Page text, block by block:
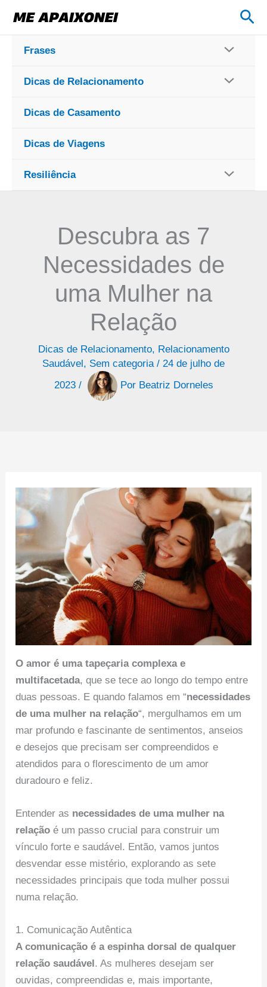
para
conteúdo
Frases
Dicas de Relacionamento
Dicas de Casamento
Dicas de Viagens
Resiliência
Descubra as 7
Necessidades de
uma Mulher na
Relação
Dicas de Relacionamento, Relacionamento
Saudável, Sem categoria/ 24 de julho de
2023 / Por Beatriz Dorneles
O amor é uma tapeçaria complexa e
multifacetada, que se tece ao longo do tempo entre
duas pessoas. E quando falamos em “necessidades
de uma mulher na relação“, mergulhamos em um
mar profundo e fascinante de sentimentos, anseios
e desejos que precisam ser compreendidos e
atendidos para o florescimento de um amor
duradouro e feliz.
Entender as necessidades de uma mulher na
relação é um passo crucial para construir um
vínculo forte e saudável. Então, vamos juntos
desvendar esse mistério, explorando as sete
necessidades principais que toda mulher possui
numa relação.
1. Comunicação Autêntica
A comunicação é a espinha dorsal de qualquer
relação saudável . As mulheres desejam ser
ouvidas, compreendidas e, mais importante,